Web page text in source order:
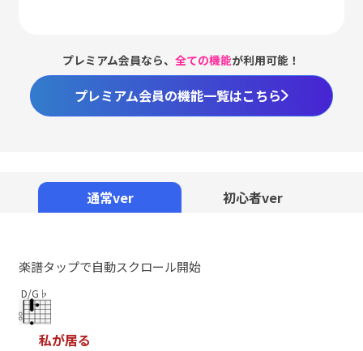
プレミアム会員なら、全ての機能が利用可能！
プレミアム会員の機能一覧はこちら
通常ver 初心者ver
楽譜タップで自動スクロール開始
D/G♭
私が居る